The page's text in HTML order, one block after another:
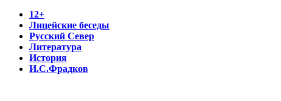
12+
Лицейские беседы
Русский Север
Литература
История
И.С.Фрадков